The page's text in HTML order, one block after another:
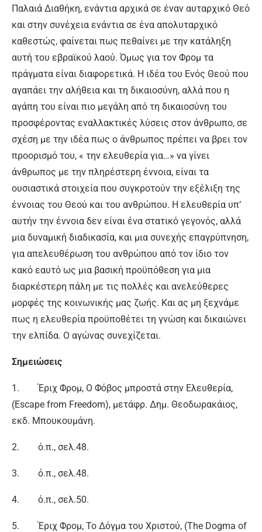
Παλαιά Διαθήκη, ενάντια αρχικά σε έναν αυταρχικό Θεό
και στην συνέχεια ενάντια σε ένα απολυταρχικό
καθεστώς, φαίνεται πως πεθαίνει με την κατάληξη
αυτή του εβραϊκού λαού. Όμως για τον Φρομ τα
πράγματα είναι διαφορετικά. Η ιδέα του Ενός Θεού που
αγαπάει την αλήθεια και τη δικαιοσύνη, αλλά που η
αγάπη του είναι πιο μεγάλη από τη δικαιοσύνη του
προσφέροντας εναλλακτικές λύσεις στον άνθρωπο, σε
σχέση με την ιδέα πως ο άνθρωπος πρέπει να βρει τον
προορισμό του, « την ελευθερία για…» να γίνει
άνθρωπος με την πληρέστερη έννοια, είναι τα
ουσιαστικά στοιχεία που συγκροτούν την εξέλιξη της
έννοιας του Θεού και του ανθρώπου. Η ελευθερία υπ’
αυτήν την έννοια δεν είναι ένα στατικό γεγονός, αλλά
μια δυναμική διαδικασία, και μια συνεχής επαγρύπνηση,
για απελευθέρωση του ανθρώπου από τον ίδιο τον
κακό εαυτό ως μια βασική προϋπόθεση για μια
διαρκέστερη πάλη με τις πολλές και ανελεύθερες
μορφές της κοινωνικής μας ζωής. Και ας μη ξεχνάμε
πως η ελευθερία προϋποθέτει τη γνώση και δικαιώνει
την ελπίδα. Ο αγώνας συνεχίζεται.
Σημειώσεις
1. Έριχ Φρομ, Ο Φόβος μπροστά στην Ελευθερία,
(Escape from Freedom), μετάφρ. Δημ. Θεοδωρακάιος,
εκδ. Μπουκουμάνη.
2. ό.π., σελ.48.
3. ό.π., σελ.48.
4. ό.π., σελ.50.
5. Έριχ Φρομ, Το Δόγμα του Χριστού, (The Dogma of